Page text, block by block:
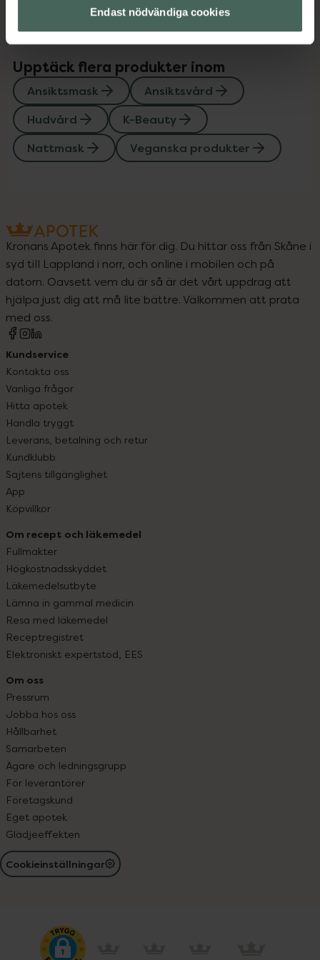
Endast nödvändiga cookies
Upptäck flera produkter inom
Ansiktsmask
Ansiktsvård
Hudvård
K-Beauty
Nattmask
Veganska produkter
Kronans Apotek finns här för dig. Du hittar oss från Skåne i
syd till Lappland i norr, och online i mobilen och på
datorn. Oavsett vem du är så är det vårt uppdrag att
hjälpa just dig att må lite bättre. Välkommen att prata
med oss.
Kundservice
Kontakta oss
Vanliga frågor
Hitta apotek
Handla tryggt
Leverans, betalning och retur
Kundklubb
Sajtens tillgänglighet
App
Köpvillkor
Om recept och läkemedel
Fullmakter
Högkostnadsskyddet
Läkemedelsutbyte
Lämna in gammal medicin
Resa med läkemedel
Receptregistret
Elektroniskt expertstöd, EES
Om oss
Pressrum
Jobba hos oss
Hållbarhet
Samarbeten
Ägare och ledningsgrupp
För leverantörer
Företagskund
Eget apotek
Glädjeeffekten
Cookieinställningar